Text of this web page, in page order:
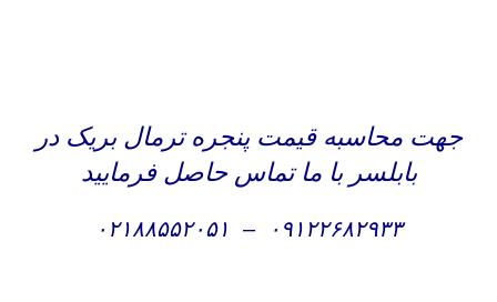
جهت محاسبه قیمت پنجره ترمال بریک در
بابلسر با ما تماس حاصل فرمایید
۰۹۱۲۲۶۸۲۹۳۳ – ۰۲۱۸۸۵۵۲۰۵۱